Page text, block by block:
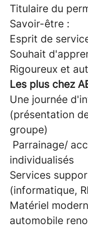
Titulaire du
Savoir-être :
Esprit de
Souhait
Rigoureux et
Les plus chez
Une journée
(présentation
groupe)
Parrainage/
individualisés
Services
(informatique,
Matériel
automobile